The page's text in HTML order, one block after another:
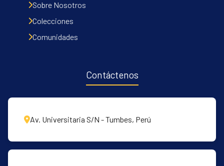
Sobre Nosotros
Colecciones
Comunidades
Contáctenos
Av. Universitaria S/N - Tumbes, Perú